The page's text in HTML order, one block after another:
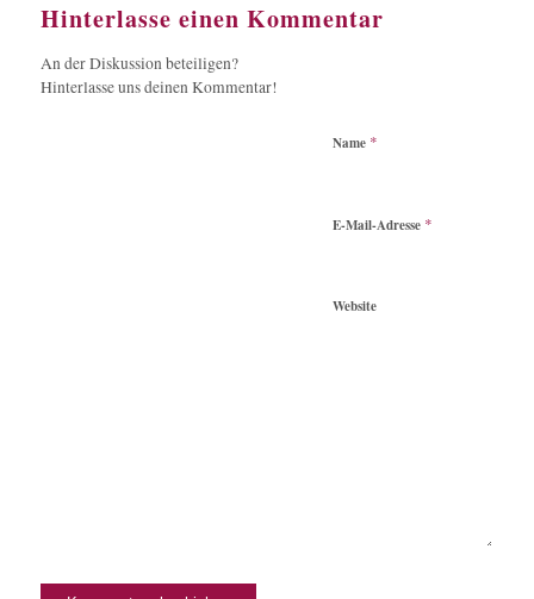
Hinterlasse einen Kommentar
An der Diskussion beteiligen?
Hinterlasse uns deinen Kommentar!
Name *
E-Mail-Adresse *
Website